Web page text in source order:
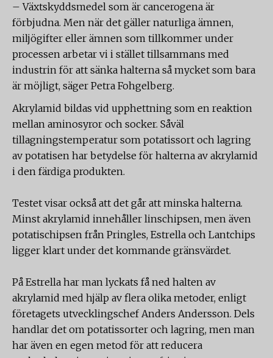
– Växtskyddsmedel som är cancerogena är
förbjudna. Men när det gäller naturliga ämnen,
miljögifter eller ämnen som tillkommer under
processen arbetar vi i stället tillsammans med
industrin för att sänka halterna så mycket som bara
är möjligt, säger Petra Fohgelberg.
Akrylamid bildas vid upphettning som en reaktion
mellan aminosyror och socker. Såväl
tillagningstemperatur som potatissort och lagring
av potatisen har betydelse för halterna av akrylamid
i den färdiga produkten.
Testet visar också att det går att minska halterna.
Minst akrylamid innehåller linschipsen, men även
potatischipsen från Pringles, Estrella och Lantchips
ligger klart under det kommande gränsvärdet.
På Estrella har man lyckats få ned halten av
akrylamid med hjälp av flera olika metoder, enligt
företagets utvecklingschef Anders Andersson. Dels
handlar det om potatissorter och lagring, men man
har även en egen metod för att reducera